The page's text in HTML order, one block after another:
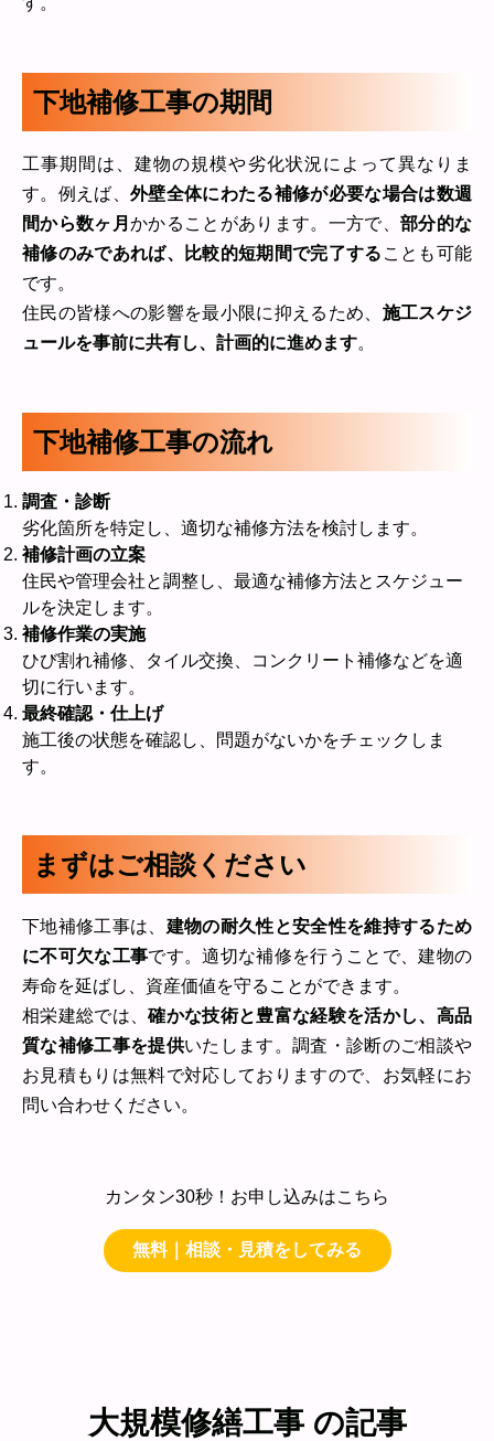
下地補修工事の期間
工事期間は、建物の規模や劣化状況によって異なりま
す。例えば、 外壁全体にわたる補修が必要な場合は数週
間から数ヶ月 かかることがあります。一方で、 部分的な
補修のみであれば、比較的短期間で完了する ことも可能
です。
住民の皆様への影響を最小限に抑えるため、 施工スケジ
ュールを事前に共有し、計画的に進めます。
下地補修工事の流れ
調査・診断
劣化箇所を特定し、適切な補修方法を検討します。
補修計画の立案
住民や管理会社と調整し、最適な補修方法とスケジュー
ルを決定します。
補修作業の実施
ひび割れ補修、タイル交換、コンクリート補修などを適
切に行います。
最終確認・仕上げ
施工後の状態を確認し、問題がないかをチェックしま
す。
まずはご相談ください
下地補修工事は、 建物の耐久性と安全性を維持するため
に不可欠な工事です。適切な補修を行うことで、建物の
寿命を延ばし、資産価値を守ることができます。
相栄建総では、確かな技術と豊富な経験を活かし、高品
質な補修工事を提供いたします。調査・診断のご相談や
お見積もりは無料で対応しておりますので、お気軽にお
問い合わせください。
カンタン30秒！お申し込みはこちら
無料｜相談・見積をしてみる
大規模修繕工事 の記事